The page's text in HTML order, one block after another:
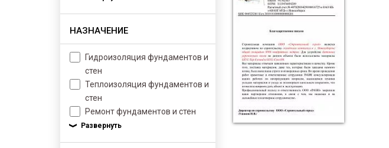
НАЗНАЧЕНИЕ
Гидроизоляция фундаментов и
стен
Теплоизоляция фундаментов и
стен
Ремонт фундаментов и стен